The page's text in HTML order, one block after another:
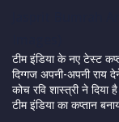
टीम इंडिया के नए टेस्ट
दिग्गज अपनी-अपनी राय
कोच रवि शास्त्री ने
टीम इंडिया का कप्तान